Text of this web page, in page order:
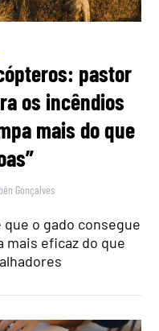
pastor
os incêndios
mais do que
Gonçalves
o gado consegue
mais eficaz do que